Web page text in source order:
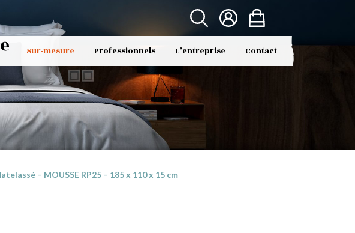
Sur-mesure Professionnels L’entreprise Contact
– MOUSSE RP25 – 185 x 110 x 15 cm